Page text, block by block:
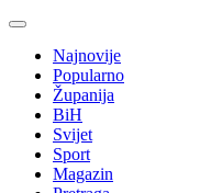
Najnovije
Popularno
Županija
BiH
Svijet
Sport
Magazin